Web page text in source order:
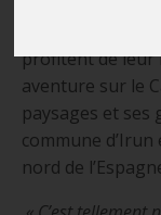
profitent de
aventure sur le
paysages et ses
commune
nord de